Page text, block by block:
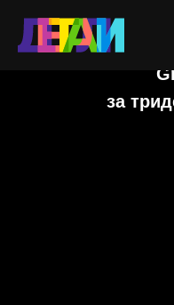
за